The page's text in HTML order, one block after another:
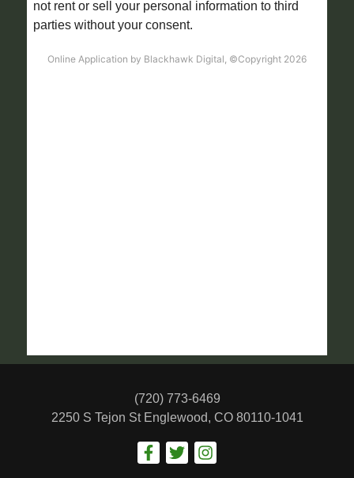
(720) 773-6469
2250 S Tejon St Englewood, CO 80110-1041